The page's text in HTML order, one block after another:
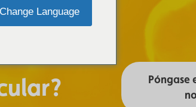
Póngase
Change Language